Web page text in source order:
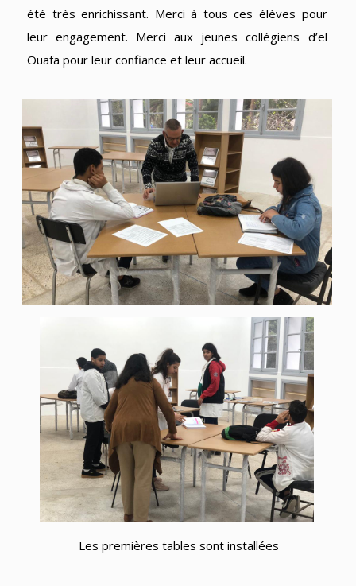
été très enrichissant. Merci à tous ces élèves pour
leur engagement. Merci aux jeunes collégiens d’el
Ouafa pour leur confiance et leur accueil.
Les premières tables sont installées